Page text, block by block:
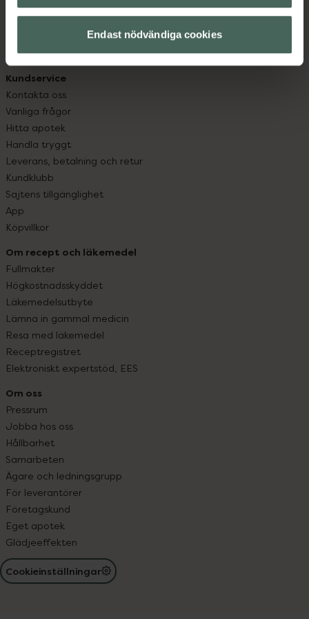
Endast nödvändiga cookies
datorn. Oavsett vem du är så är det vårt uppdrag att
Kundservice
Kontakta oss
Vanliga frågor
Hitta apotek
Handla tryggt
Leverans, betalning och retur
Kundklubb
Sajtens tillgänglighet
App
Köpvillkor
Om recept och läkemedel
Fullmakter
Högkostnadsskyddet
Läkemedelsutbyte
Lämna in gammal medicin
Resa med läkemedel
Receptregistret
Elektroniskt expertstöd, EES
Om oss
Pressrum
Jobba hos oss
Hållbarhet
Samarbeten
Ägare och ledningsgrupp
För leverantörer
Företagskund
Eget apotek
Glädjeeffekten
Cookieinställningar